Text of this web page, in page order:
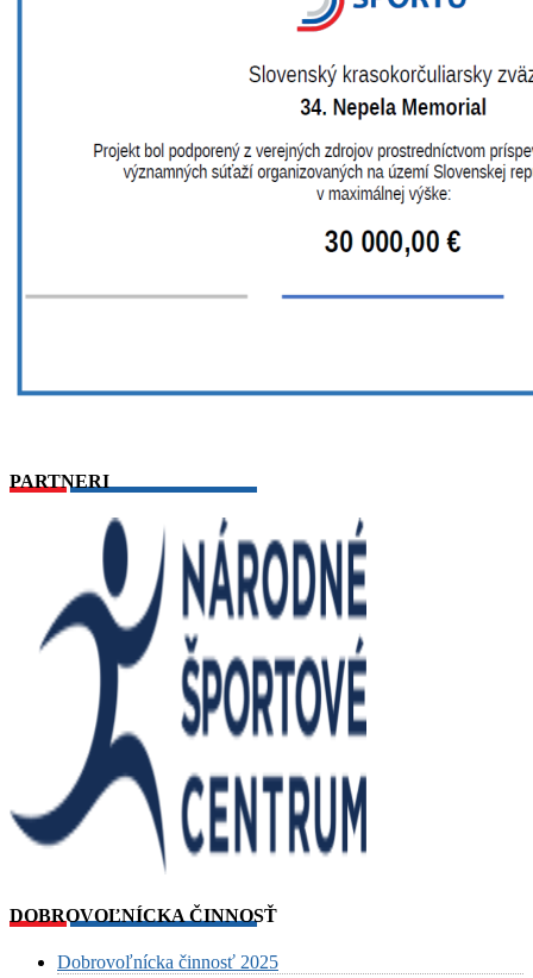
PARTNERI
DOBROVOĽNÍCKA ČINNOSŤ
Dobrovoľnícka činnosť 2025